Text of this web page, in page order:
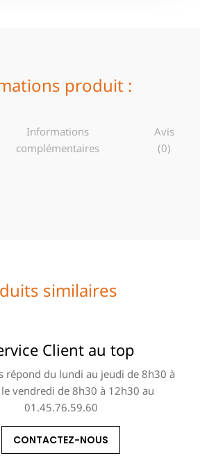
produit :
Informations
complémentaires
Avis
(0)
similaires
Client au top
répond du lundi au jeudi de 8h30 à
vendredi de 8h30 à 12h30 au
01.45.76.59.60
CONTACTEZ-NOUS